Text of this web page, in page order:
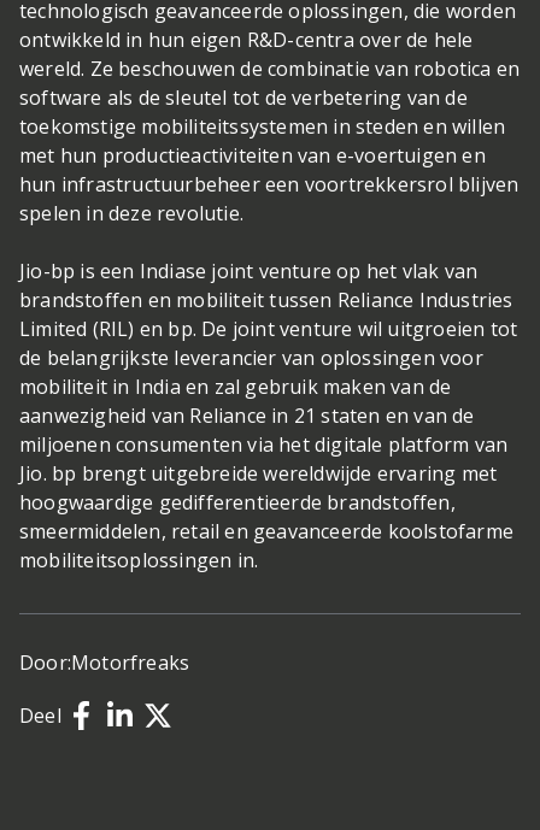
technologisch geavanceerde oplossingen, die worden
ontwikkeld in hun eigen R&D-centra over de hele
wereld. Ze beschouwen de combinatie van robotica en
software als de sleutel tot de verbetering van de
toekomstige mobiliteitssystemen in steden en willen
met hun productieactiviteiten van e-voertuigen en
hun infrastructuurbeheer een voortrekkersrol blijven
spelen in deze revolutie.
Jio-bp is een Indiase joint venture op het vlak van
brandstoffen en mobiliteit tussen Reliance Industries
Limited (RIL) en bp. De joint venture wil uitgroeien tot
de belangrijkste leverancier van oplossingen voor
mobiliteit in India en zal gebruik maken van de
aanwezigheid van Reliance in 21 staten en van de
miljoenen consumenten via het digitale platform van
Jio. bp brengt uitgebreide wereldwijde ervaring met
hoogwaardige gedifferentieerde brandstoffen,
smeermiddelen, retail en geavanceerde koolstofarme
mobiliteitsoplossingen in.
Door:Motorfreaks
Deel